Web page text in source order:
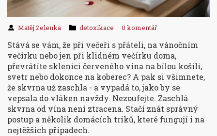
Matěj Zelenka detoxikace 0 komentář
Stává se vám, že při večeři s přáteli, na vánočním
večírku nebo jen při klidném večírku doma,
převrátíte sklenici červeného vína na bílou košili,
svetr nebo dokonce na koberec? A pak si všimnete,
že skvrna už zaschla - a vypadá to, jako by se
vepsala do vláken navždy. Nezoufejte. Zaschlá
skvrna od vína není ztracena. Stačí znát správný
postup a několik domácích triků, které fungují i na
nejtěžších případech.